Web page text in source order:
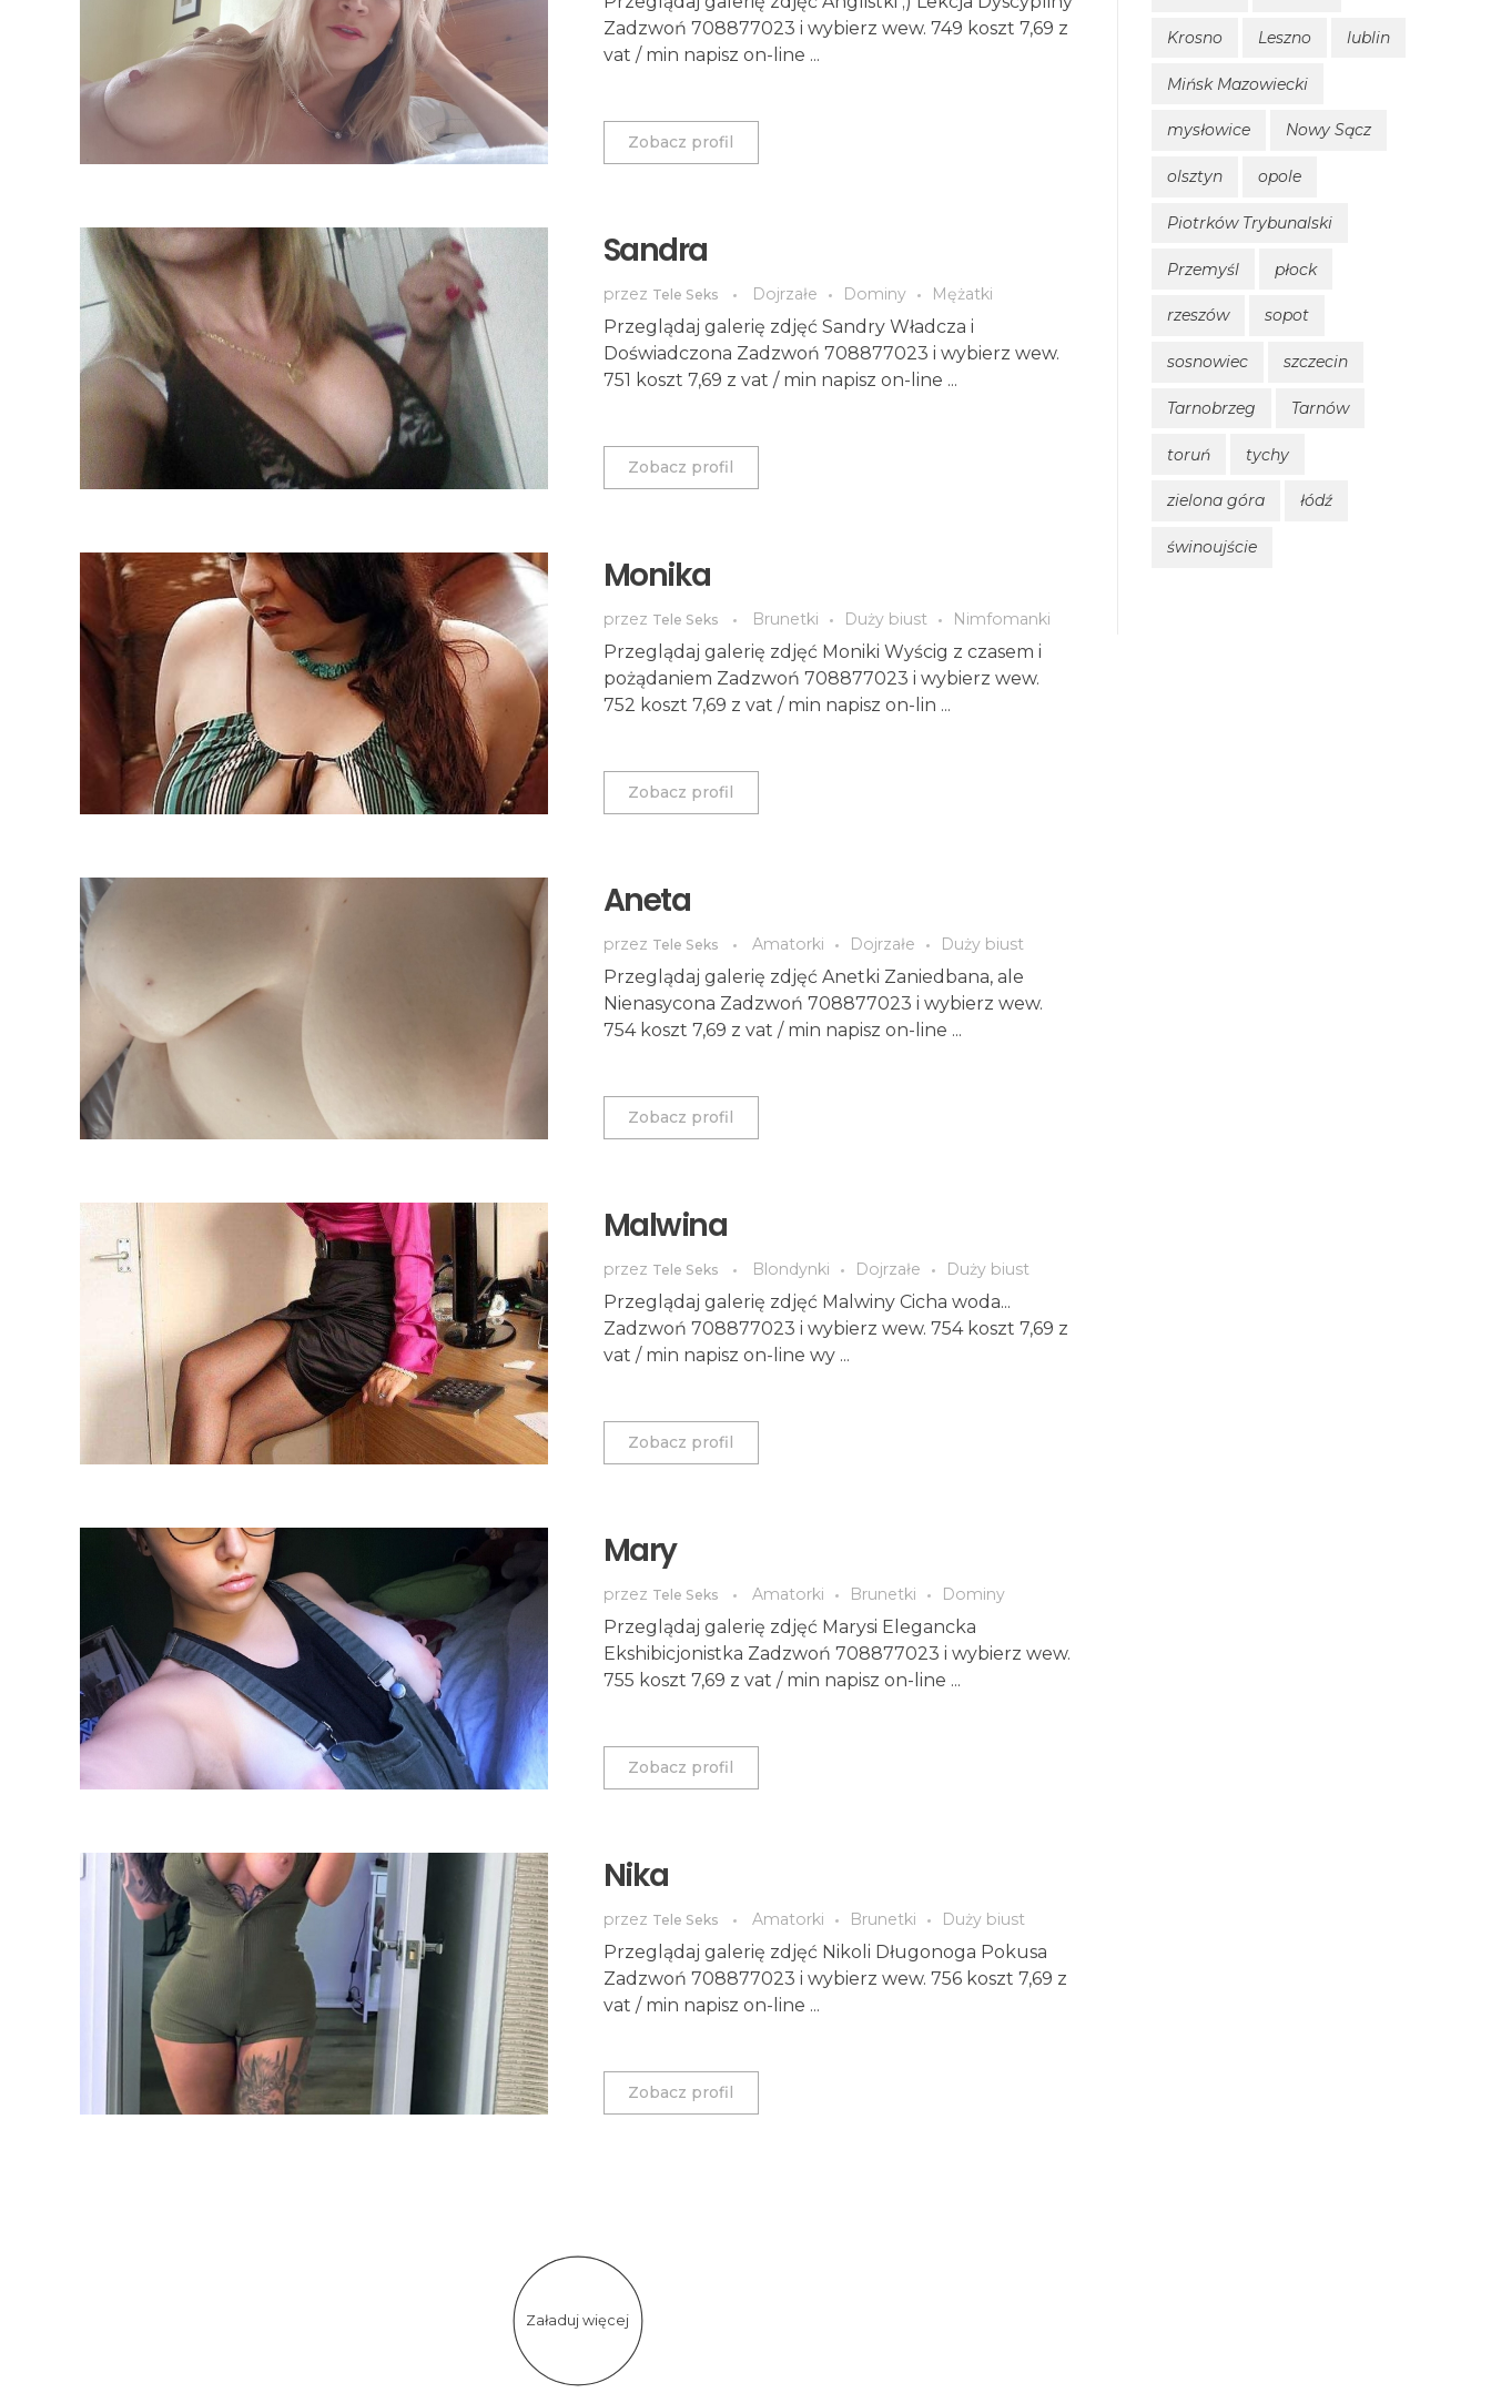
Zadzwoń 708877023 i wybierz wew. 749 koszt 7,69 z
vat / min napisz on-line ...
Zobacz profil
Sandra
przez Tele Seks Dojrzałe Dominy Mężatki
Przeglądaj galerię zdjęć Sandry Władcza i
Doświadczona Zadzwoń 708877023 i wybierz wew.
751 koszt 7,69 z vat / min napisz on-line ...
Zobacz profil
Monika
przez Tele Seks Brunetki Duży biust Nimfomanki
Przeglądaj galerię zdjęć Moniki Wyścig z czasem i
pożądaniem Zadzwoń 708877023 i wybierz wew.
752 koszt 7,69 z vat / min napisz on-lin ...
Zobacz profil
Aneta
przez Tele Seks Amatorki Dojrzałe Duży biust
Przeglądaj galerię zdjęć Anetki Zaniedbana, ale
Nienasycona Zadzwoń 708877023 i wybierz wew.
754 koszt 7,69 z vat / min napisz on-line ...
Zobacz profil
Malwina
przez Tele Seks Blondynki Dojrzałe Duży biust
Przeglądaj galerię zdjęć Malwiny Cicha woda...
Zadzwoń 708877023 i wybierz wew. 754 koszt 7,69 z
vat / min napisz on-line wy ...
Zobacz profil
Mary
przez Tele Seks Amatorki Brunetki Dominy
Przeglądaj galerię zdjęć Marysi Elegancka
Ekshibicjonistka Zadzwoń 708877023 i wybierz wew.
755 koszt 7,69 z vat / min napisz on-line ...
Zobacz profil
Nika
przez Tele Seks Amatorki Brunetki Duży biust
Przeglądaj galerię zdjęć Nikoli Długonoga Pokusa
Zadzwoń 708877023 i wybierz wew. 756 koszt 7,69 z
vat / min napisz on-line ...
Zobacz profil
Załaduj więcej
Krosno Leszno lublin
Mińsk Mazowiecki
mysłowice Nowy Sącz
olsztyn opole
Piotrków Trybunalski
Przemyśl płock
rzeszów sopot
sosnowiec szczecin
Tarnobrzeg Tarnów
toruń tychy
zielona góra łódź
świnoujście